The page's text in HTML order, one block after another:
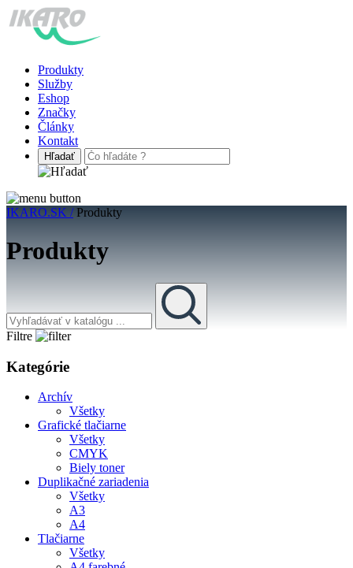
Produkty
Služby
Eshop
Značky
Články
Kontakt
IKARO.SK /Produkty
Produkty
Filtre
Kategórie
Archív
Všetky
Grafické tlačiarne
Všetky
CMYK
Biely toner
Duplikačné zariadenia
Všetky
A3
A4
Tlačiarne
Všetky